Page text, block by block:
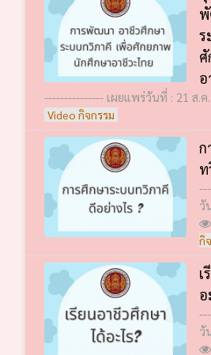
ร
อ
--------------- เผยแพร่วันที่ : 21 ส.ค
Video กิจกรรม
ก
ท
วั
กิ
เ
อ
วั